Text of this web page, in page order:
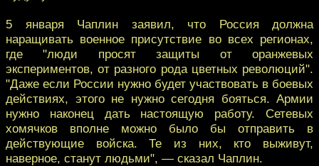
5 января Чаплин заявил, что Россия должна
наращивать военное присутствие во всех регионах,
где "люди просят защиты от оранжевых
экспериментов, от разного рода цветных революций".
"Даже если России нужно будет участвовать в боевых
действиях, этого не нужно сегодня бояться. Армии
нужно наконец дать настоящую работу. Сетевых
хомячков вполне можно было бы отправить в
действующие войска. Те из них, кто выживут,
наверное, станут людьми", — сказал Чаплин.